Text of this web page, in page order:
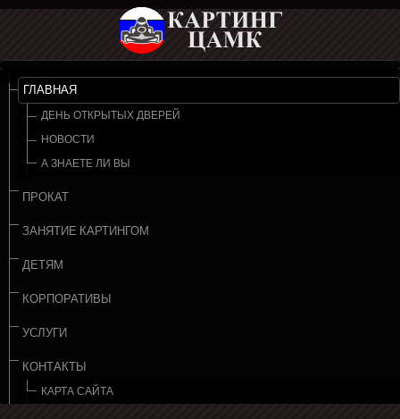
ГЛАВНАЯ
ДЕНЬ ОТКРЫТЫХ ДВЕРЕЙ
НОВОСТИ
А ЗНАЕТЕ ЛИ ВЫ
ПРОКАТ
ЗАНЯТИЕ КАРТИНГОМ
ДЕТЯМ
КОРПОРАТИВЫ
УСЛУГИ
КОНТАКТЫ
КАРТА САЙТА